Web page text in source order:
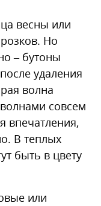
весны или
Но
– бутоны
удаления
волна
совсем
впечатления,
В теплых
быть в цвету
или